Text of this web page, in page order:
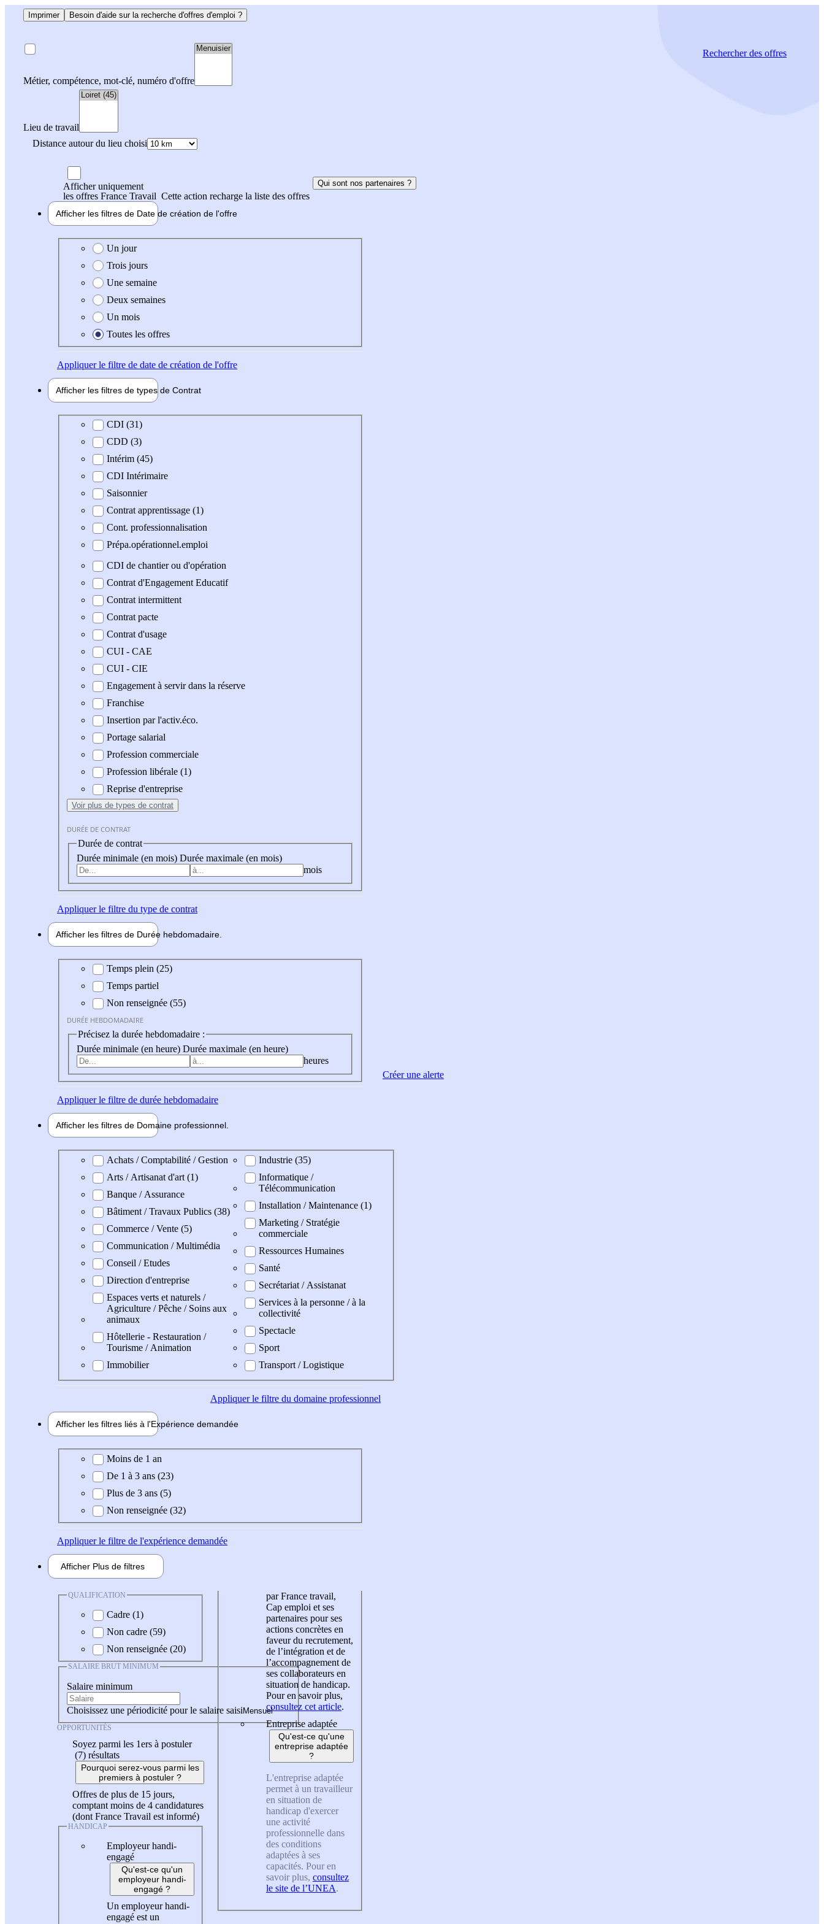
Imprimer Besoin d'aide sur la recherche d'offres d'emploi ?
Métier, compétence, mot-clé, numéro d'offre
Lieu de travail
Distance autour du lieu choisi
Rechercherdes offres
Afficher uniquement
les offres France Travail Cette action recharge la liste des offres
Qui sont nos partenaires ?
Afficher les filtres de Date de création de l'offre
Date de création de l'offre
Un jour
Trois jours
Une semaine
Deux semaines
Un mois
Toutes les offres
Appliquerle filtre de date de création de l'offre
Afficher les filtres de types de Contrat
Type de contratCDI (31)
CDD (3)
Intérim (45)
CDI Intérimaire
Saisonnier
Contrat apprentissage (1)
Cont. professionnalisation
Prépa.opérationnel.emploi
CDI de chantier ou d'opération
Contrat d'Engagement Educatif
Contrat intermittent
Contrat pacte
Contrat d'usage
CUI - CAE
CUI - CIE
Engagement à servir dans la réserve
Franchise
Insertion par l'activ.éco.
Portage salarial
Profession commerciale
Profession libérale (1)
Reprise d'entreprise
Voir plus de types de contrat
DURÉE DE CONTRAT
Durée de contrat
Durée minimale (en mois) Durée maximale (en mois)
mois
Appliquerle filtre du type de contrat
Afficher les filtres de Durée hebdomadaire
Durée hebdomadaire
Temps plein (25)
Temps partiel
Non renseignée (55)
DURÉE HEBDOMADAIRE
Précisez la durée hebdomadaire :
Durée minimale (en heure) Durée maximale (en heure)
heures
Appliquerle filtre de durée hebdomadaire
Afficher les filtres de Domaine professionnel
Domaine professionel
Achats / Comptabilité / Gestion
Arts / Artisanat d'art (1)
Banque / Assurance
Bâtiment / Travaux Publics (38)
Commerce / Vente (5)
Communication / Multimédia
Conseil / Etudes
Direction d'entreprise
Espaces verts et naturels /
Agriculture / Pêche / Soins aux
animaux
Hôtellerie - Restauration /
Tourisme / Animation
Immobilier
Industrie (35)
Informatique /
Télécommunication
Installation / Maintenance (1)
Marketing / Stratégie
commerciale
Ressources Humaines
Santé
Secrétariat / Assistanat
Services à la personne / à la
collectivité
Spectacle
Sport
Transport / Logistique
Appliquerle filtre du domaine professionnel
Afficher les filtres liés à l'Expérience demandée
Expérience demandée
Moins de 1 an
De 1 à 3 ans (23)
Plus de 3 ans (5)
Non renseignée (32)
Appliquerle filtre de l'expérience demandée
Afficher Plus de filtres
QUALIFICATION
Cadre (1)
Non cadre (59)
Non renseignée (20)
SALAIRE BRUT MINIMUM
Salaire minimum
Choisissez une périodicité pour le salaire saisi
OPPORTUNITÉS
Soyez parmi les 1ers à postuler
(7) résultats
Pourquoi serez-vous parmi les
premiers à postuler ?
Offres de plus de 15 jours,
comptant moins de 4 candidatures
(dont France Travail est informé)
HANDICAP
Employeur handi-
engagé
Qu'est-ce qu'un
employeur handi-
engagé ?
Un employeur handi-
engagé est un
par France travail,
Cap emploi et ses
partenaires pour ses
actions concrètes en
faveur du recrutement,
de l’intégration et de
l’accompagnement de
ses collaborateurs en
situation de handicap.
Pour en savoir plus,
consultez cet article.
Entreprise adaptée
Qu'est-ce qu'une
entreprise adaptée
?
L'entreprise adaptée
permet à un travailleur
en situation de
handicap d'exercer
une activité
professionnelle dans
des conditions
adaptées à ses
capacités. Pour en
savoir plus, consultez
le site de l’UNEA.
Créer une alerte